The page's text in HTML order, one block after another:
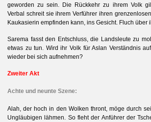
geworden zu sein. Die Rückkehr zu ihrem Volk
Verbal schreit sie ihrem Verführer ihren
Kaukasierin empfinden kann, ins Gesicht. Fluch über
Sarema fasst den Entschluss, die Landsleute zu
etwas zu tun. Wird ihr Volk für Aslan Verständnis
wieder bei sich aufnehmen?
Zweiter Akt
Achte und neunte Szene:
Alah, der hoch in den Wolken thront, möge durch
Ungläubigen lähmen. So fleht der Anführer der